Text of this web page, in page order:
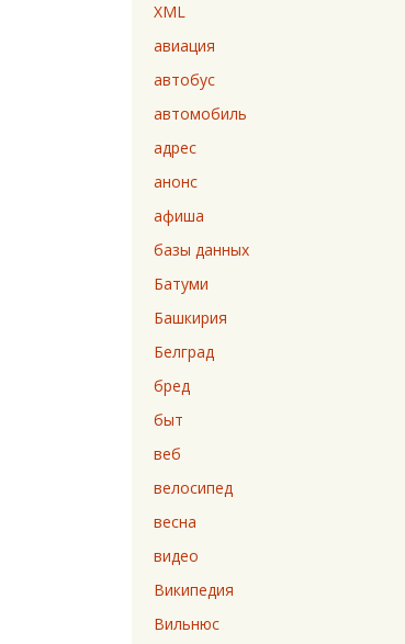
XML
авиация
автобус
автомобиль
адрес
анонс
афиша
базы данных
Батуми
Башкирия
Белград
бред
быт
веб
велосипед
весна
видео
Википедия
Вильнюс